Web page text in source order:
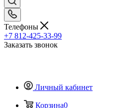
Телефоны
+7 812-425-33-99
Заказать звонок
Личный кабинет
Корзина0